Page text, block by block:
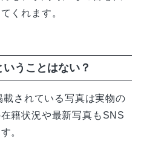
くれます。
うことはない？
されている写真は実物の
籍状況や最新写真もSNS
。